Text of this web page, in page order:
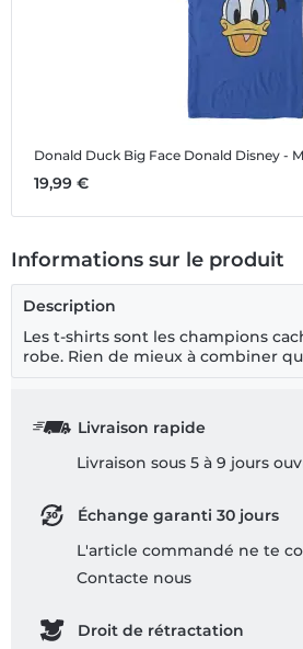
Donald Duck Big Face Donald Disney - Mickey
19,99 €
Informations sur le produit
Description
Les t-shirts sont les champions
robe. Rien de mieux à combiner
Livraison rapide
Livraison sous 5 à 9 jours
Échange garanti 30 jours
L'article commandé ne te
Contacte nous
Droit de rétractation